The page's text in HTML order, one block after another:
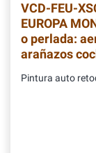
VCD-FEU-
EUROPA
o perlada:
arañazos
Pintura auto